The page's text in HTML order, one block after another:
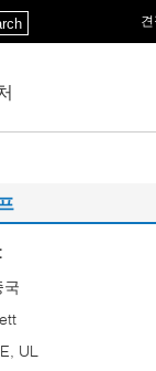
국
UL